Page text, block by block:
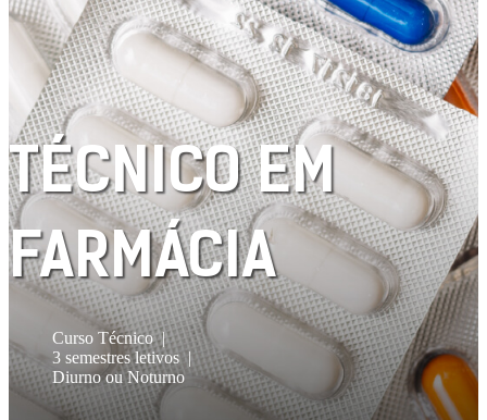
TÉCNICO EM
FARMÁCIA
Curso Técnico
3 semestres letivos
Diurno ou Noturno